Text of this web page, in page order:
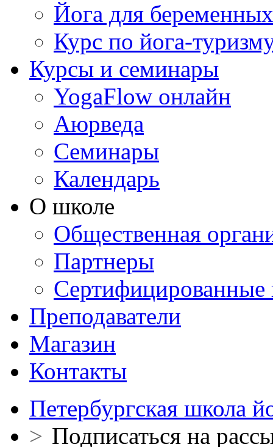
Йога для беременных
Курс по йога-
Курсы и семинары
YogaFlow онлайн
Аюрведа
Семинары
Календарь
О школе
Общественная
Партнеры
Сертифицированные
Преподаватели
Магазин
Контакты
Петербургская школа
> Подписаться на